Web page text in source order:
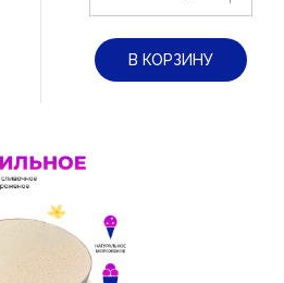
В КОРЗИНУ